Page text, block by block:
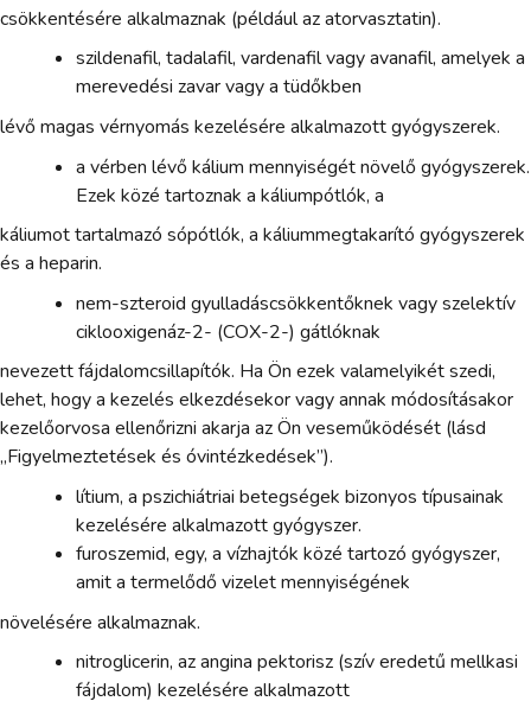
csökkentésére alkalmaznak (például az atorvasztatin).
szildenafil, tadalafil, vardenafil vagy avanafil, amelyek a
merevedési zavar vagy a tüdőkben
lévő magas vérnyomás kezelésére alkalmazott gyógyszerek.
a vérben lévő kálium mennyiségét növelő gyógyszerek.
Ezek közé tartoznak a káliumpótlók, a
káliumot tartalmazó sópótlók, a káliummegtakarító gyógyszerek
és a heparin.
nem-szteroid gyulladáscsökkentőknek vagy szelektív
ciklooxigenáz-2- (COX-2-) gátlóknak
nevezett fájdalomcsillapítók. Ha Ön ezek valamelyikét szedi,
lehet, hogy a kezelés elkezdésekor vagy annak módosításakor
kezelőorvosa ellenőrizni akarja az Ön veseműködését (lásd
„Figyelmeztetések és óvintézkedések”).
lítium, a pszichiátriai betegségek bizonyos típusainak
kezelésére alkalmazott gyógyszer.
furoszemid, egy, a vízhajtók közé tartozó gyógyszer,
amit a termelődő vizelet mennyiségének
növelésére alkalmaznak.
nitroglicerin, az angina pektorisz (szív eredetű mellkasi
fájdalom) kezelésére alkalmazott